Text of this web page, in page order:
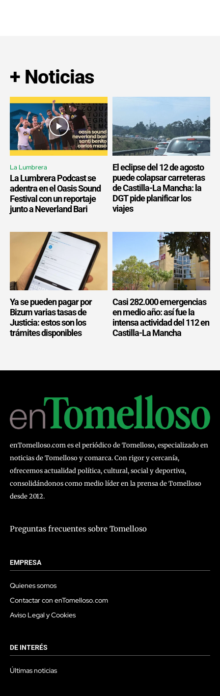
+ Noticias
La Lumbrera
La Lumbrera Podcast se
adentra en el Oasis Sound
Festival con un reportaje
junto a Neverland Bari
El eclipse del 12 de agosto
puede colapsar carreteras
de Castilla-La Mancha: la
DGT pide planificar los
viajes
Ya se pueden pagar por
Bizum varias tasas de
Justicia: estos son los
trámites disponibles
Casi 282.000 emergencias
en medio año: así fue la
intensa actividad del 112 en
Castilla-La Mancha
enTomelloso.com es el periódico de Tomelloso, especializado en
noticias de Tomelloso y comarca. Con rigor y cercanía,
ofrecemos actualidad política, cultural, social y deportiva,
consolidándonos como medio líder en la prensa de Tomelloso
desde 2012.
Preguntas frecuentes sobre Tomelloso
EMPRESA
Quienes somos
Contactar con enTomelloso.com
Aviso Legal y Cookies
DE INTERÉS
Últimas noticias